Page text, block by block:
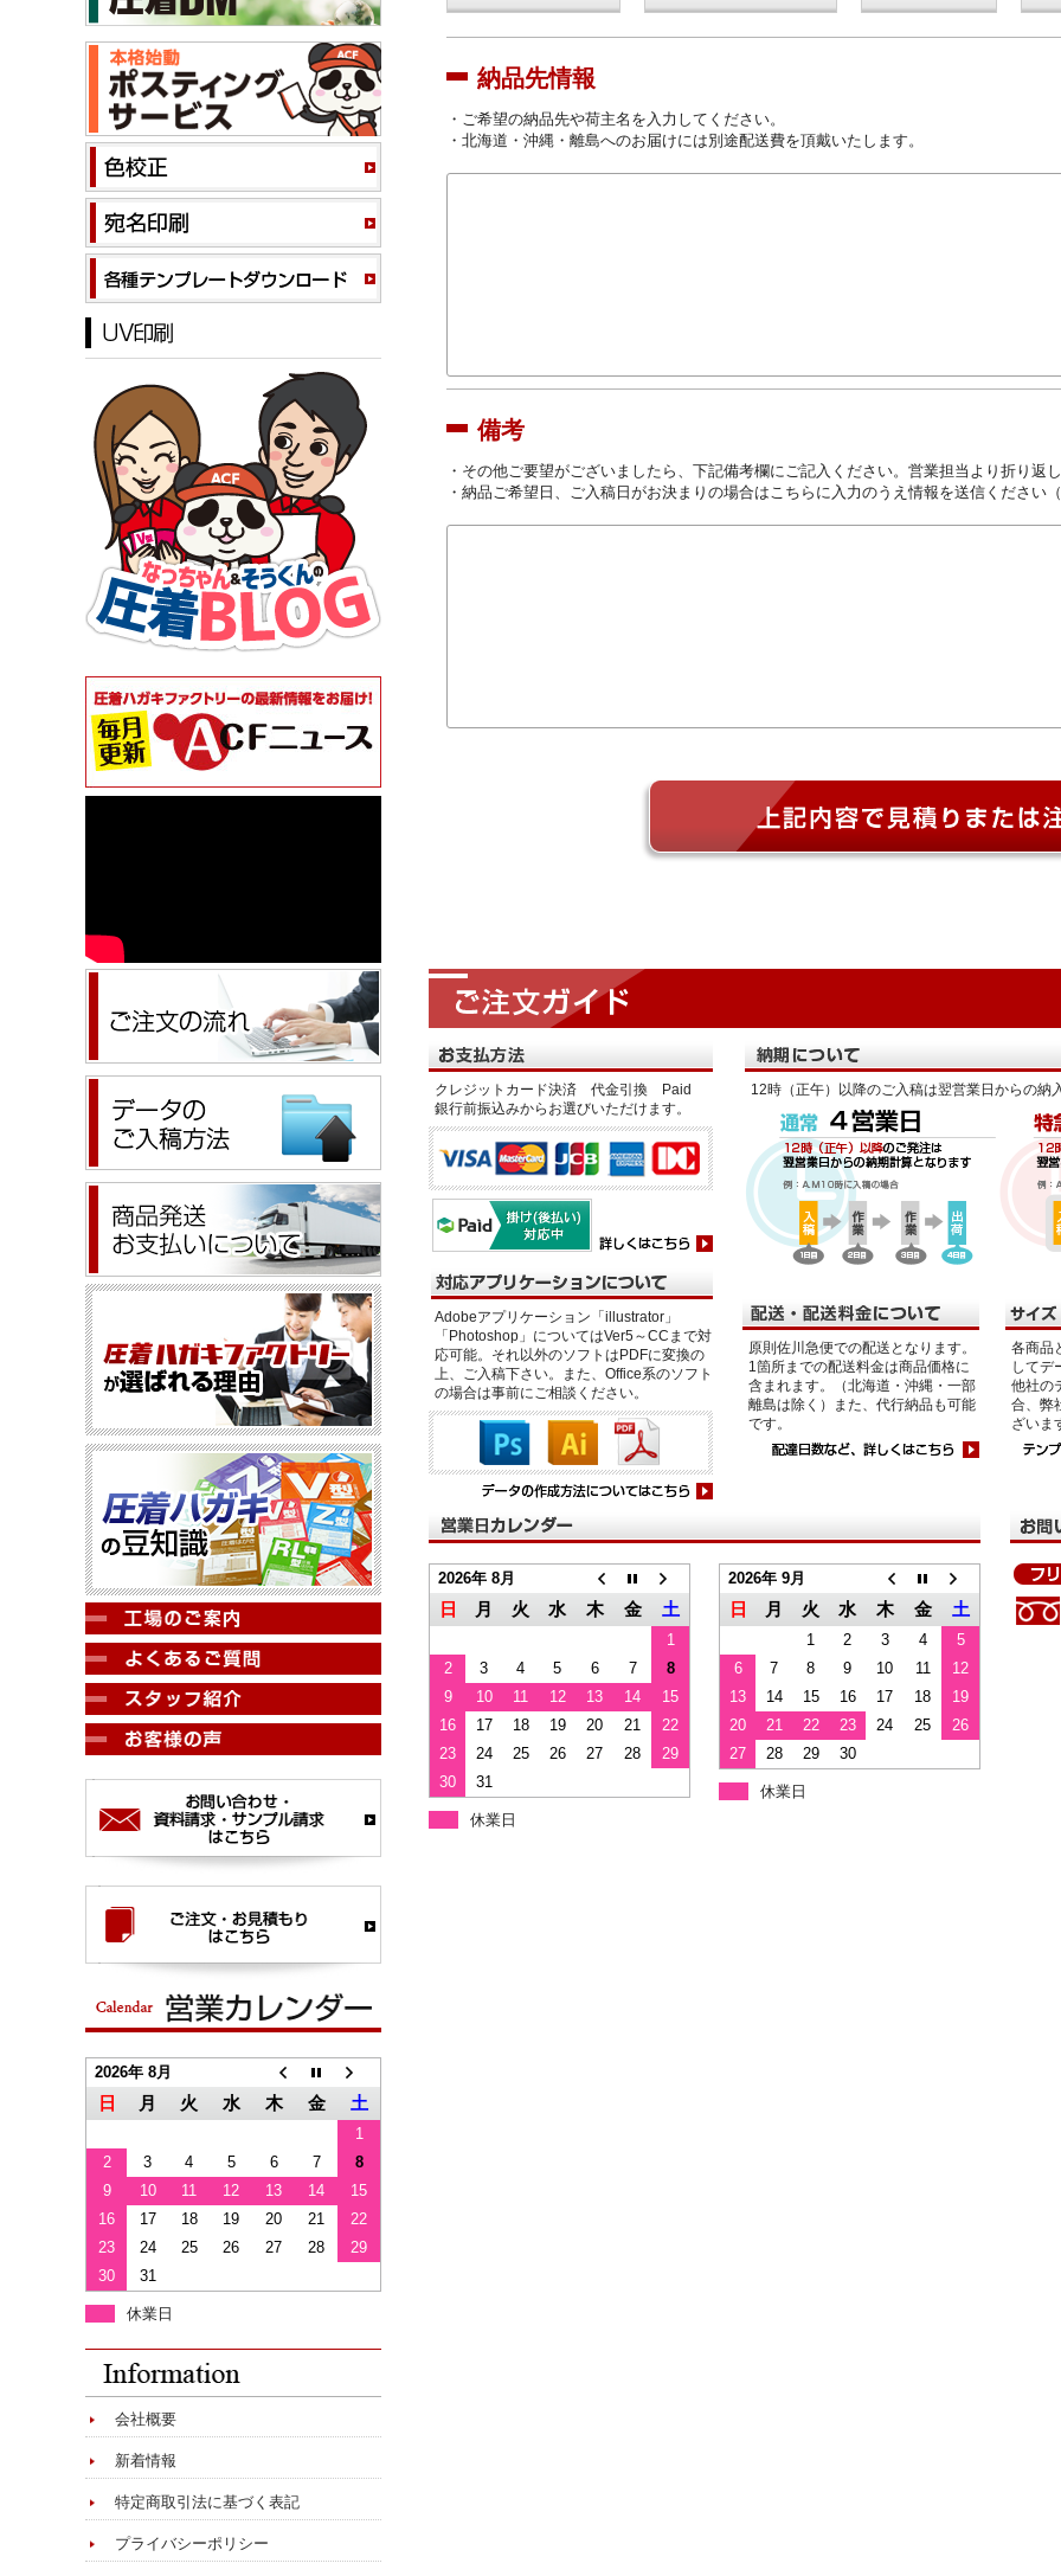
納品先情報
・ご希望の納品先や荷主名を入力してください。
・北海道・沖縄・離島へのお届けには別途配送費を頂戴いたします。
備考
・その他ご要望がございましたら、下記備考欄にご記入ください。営業担当より折り返
・納品ご希望日、ご入稿日がお決まりの場合はこちらに入力のうえ情報を送信ください
クレジットカード決済 代金引換 Paid
銀行前振込みからお選びいただけます。
12時（正午）以降のご入稿は翌営業日からの納
Adobeアプリケーション「illustrator」
「Photoshop」についてはVer5～CCまで対
応可能。それ以外のソフトはPDFに変換の
上、ご入稿下さい。また、Office系のソフト
の場合は事前にご相談ください。
原則佐川急便での配送となります。
1箇所までの配送料金は商品価格に
含まれます。（北海道・沖縄・一部
離島は除く）また、代行納品も可能
です。
各商品
してデ
他社の
合、弊
ざいま
2026年 8月
日 月 火 水 木 金 土
1
2
3 4 5 6 7
8
9
10 11 12 13 14
15
16
17 18 19 20 21
22
23
24 25 26 27 28
29
30
31
休業日
2026年 9月
日 月 火 水 木 金 土
1 2 3 4
5
6
7 8 9 10 11
12
13
14 15 16 17 18
19
20
21 22 23 24 25
26
27
28 29 30
休業日
2026年 8月
日 月 火 水 木 金 土
1
2
3 4 5 6 7
8
9
10 11 12 13 14
15
16
17 18 19 20 21
22
23
24 25 26 27 28
29
30
31
休業日
会社概要
新着情報
特定商取引法に基づく表記
プライバシーポリシー